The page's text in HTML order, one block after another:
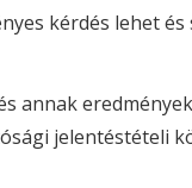
kérdés lehet
annak
jelentéstételi